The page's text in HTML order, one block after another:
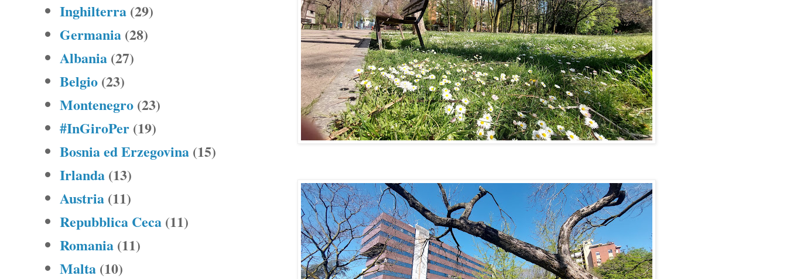
Inghilterra (29)
Germania (28)
Albania (27)
Belgio (23)
Montenegro (23)
#InGiroPer (19)
Bosnia ed Erzegovina (15)
Irlanda (13)
Austria (11)
Repubblica Ceca (11)
Romania (11)
Malta (10)